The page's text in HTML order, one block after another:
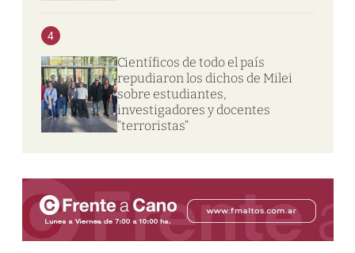
4
Científicos de todo el país
repudiaron los dichos de Milei
sobre estudiantes,
investigadores y docentes
“terroristas”